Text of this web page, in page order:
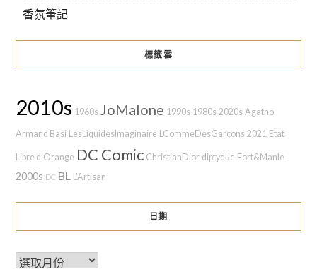
香氛筆記
標籤雲
2010s 1960s JoMalone 1990s 1980s 2020s Agatho
Armand Basi LesLiquidesImaginaire LCommeDesGarçons 2021 Etat
Libre d’Orange DC Comic ChristianDior diptyque Fort&Manle
2000s DC BL L'Artisan
日期